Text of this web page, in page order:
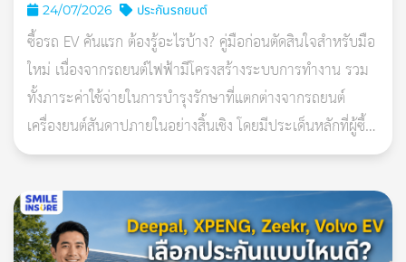
อ่านเพิ่มเติม: ประกันรถยนต์ชั้น 1 คุ้มครองอะไรบ้าง?
แต่จริงๆ แล้ว วิธีนี้จะใช้ได้ก็ต่อเมื่อ ยางไม่ได้ถูกใช้งานหนักเกินไป
เช่น ขับขี่ในระยะทางไม่ไกลมาก เจอถนนสภาพดีตลอดเวลา เป็นต้น
ซึ่งเป็นเรื่องที่ควบคุมได้ยากมากสำหรับการจราจรในบ้านเรา
บางคนเพิ่งเปลี่ยนยางใหม่มา แต่ขับสมบุกสมบัน ไปเหนือใต้ออกตก
มาครบภายใน 1 ปี การจะรอเปลี่ยนยางเมื่อครบ 3 ปี อาจช้าเกินไป
หรือบางคนเปลี่ยนยางมาได้ 3 ปีแล้ว แต่ขับแค่ใกล้ๆ หน้ายางยัง
ไม่ทันสึก จะให้เปลี่ยนยางใหม่ก็อาจสิ้นเปลืองโดยใช่เหตุ
24/07/2026 ประกันรถยนต์
ซื้อรถ EV คันแรก ต้องรู้อะไรบ้าง? คู่มือก่อนตัดสินใจสำหรับมือ
ใหม่ เนื่องจากรถยนต์ไฟฟ้ามีโครงสร้างระบบการทำงาน รวม
ทั้งภาระค่าใช้จ่ายในการบำรุงรักษาที่แตกต่างจากรถยนต์
เครื่องยนต์สันดาปภายในอย่างสิ้นเชิง โดยมีประเด็นหลักที่ผู้ซื้อ
ควรศึกษารายละเอียดอย่าง